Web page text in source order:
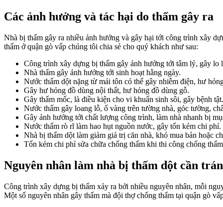
Các ảnh hưởng và tác hại do thấm gây ra
Nhà bị thấm gây ra nhiều ảnh hưởng và gây hại tới công trình xây
thấm ở quận gò vấp chúng tôi chia sẻ cho quý khách như sau:
Công trình xây dựng bị thấm gây ảnh hưởng tới tâm lý, gây lo
Nhà thấm gây ảnh hưởng tới sinh hoạt hằng ngày.
Nước thấm dột nặng từ mái tôn có thể gây nhiễm điện, hư
Gây hư hỏng đồ dùng nội thất, hư hỏng đồ dùng gỗ.
Gây thấm mốc, là điều kiện cho vi khuẩn sinh sôi, gây bệnh tật.
Nước thấm gây loang lỗ, ố vàng trên tường nhà, góc tường,
Gây ảnh hưởng tới chất lượng công trình, làm nhà nhanh bị
Nước thấm rò rĩ làm hao hụt nguồn nước, gây tốn kém chi phí.
Nhà bị thấm dột làm giảm giá trị căn nhà, khó mua bán hoặc
Tốn kém chi phí sửa chữa chống thấm khi thi công chống
Nguyên nhân làm nhà bị thấm dột cần
Công trình xây dựng bị thấm xảy ra bởi nhiều nguyên nhân, mỗi
Một số nguyên nhân gây thấm mà đội thợ chống thấm tại quận gò